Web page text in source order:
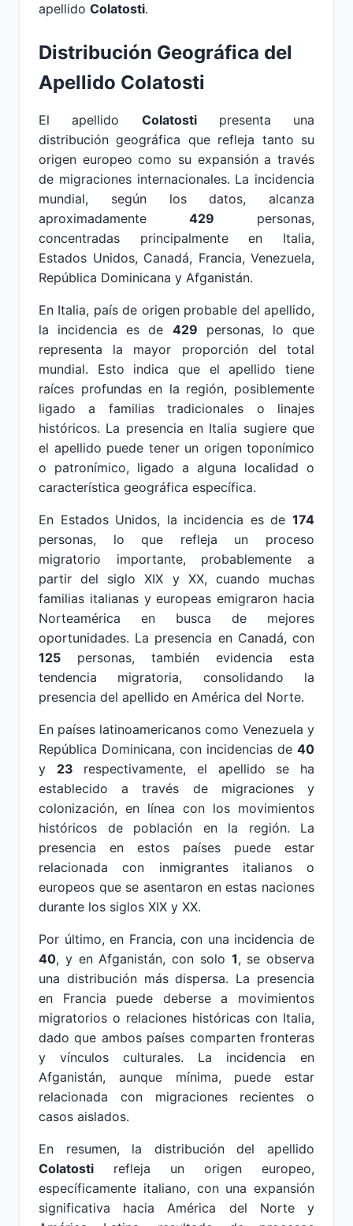
apellido Colatosti.
Distribución Geográfica del
Apellido Colatosti
El apellido Colatostipresenta una
distribución geográfica que refleja tanto su
origen europeo como su expansión a través
de migraciones internacionales. La incidencia
mundial, según los datos, alcanza
aproximadamente 429 personas,
concentradas principalmente en Italia,
Estados Unidos, Canadá, Francia, Venezuela,
República Dominicana y Afganistán.
En Italia, país de origen probable del apellido,
la incidencia es de 429 personas, lo que
representa la mayor proporción del total
mundial. Esto indica que el apellido tiene
raíces profundas en la región, posiblemente
ligado a familias tradicionales o linajes
históricos. La presencia en Italia sugiere que
el apellido puede tener un origen toponímico
o patronímico, ligado a alguna localidad o
característica geográfica específica.
En Estados Unidos, la incidencia es de 174
personas, lo que refleja un proceso
migratorio importante, probablemente a
partir del siglo XIX y XX, cuando muchas
familias italianas y europeas emigraron hacia
Norteamérica en busca de mejores
oportunidades. La presencia en Canadá, con
125 personas, también evidencia esta
tendencia migratoria, consolidando la
presencia del apellido en América del Norte.
En países latinoamericanos como Venezuela y
República Dominicana, con incidencias de 40
y 23 respectivamente, el apellido se ha
establecido a través de migraciones y
colonización, en línea con los movimientos
históricos de población en la región. La
presencia en estos países puede estar
relacionada con inmigrantes italianos o
europeos que se asentaron en estas naciones
durante los siglos XIX y XX.
Por último, en Francia, con una incidencia de
40, y en Afganistán, con solo 1, se observa
una distribución más dispersa. La presencia
en Francia puede deberse a movimientos
migratorios o relaciones históricas con Italia,
dado que ambos países comparten fronteras
y vínculos culturales. La incidencia en
Afganistán, aunque mínima, puede estar
relacionada con migraciones recientes o
casos aislados.
En resumen, la distribución del apellido
Colatosti refleja un origen europeo,
específicamente italiano, con una expansión
significativa hacia América del Norte y